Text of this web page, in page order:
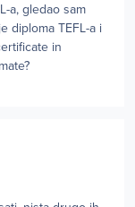
a, gledao sam
diploma TEFL-a i
in